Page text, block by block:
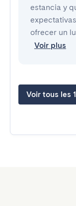
estancia y
ofrecer un
Voir plus
Voir tous les